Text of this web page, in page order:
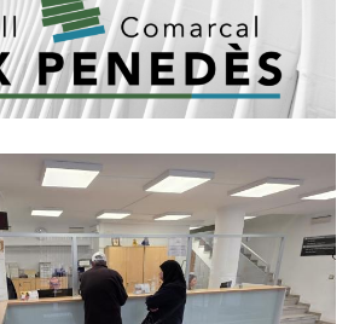
De La Diputació De
Per A Finançar Els
D'assistències I
Mobilitat I Inversió